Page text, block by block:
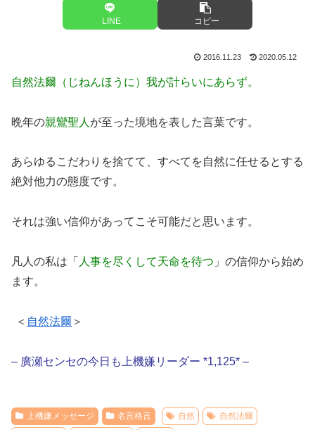
LINE コピー
2016.11.23 2020.05.12
自然法爾（じねんほうに）我が計らいにあらず。
晩年の親鸞聖人 が至った境地を表した言葉です。
あらゆるこだわりを捨てて、すべてを自然に任せるとする
絶対他力の態度です。
それは強い信仰があってこそ可能だと思います。
凡人の私は「 人事を尽くして天命を待つ 」の信仰から始め
ます。
＜ 自然法爾 ＞
– 廣瀬センセの今日も上機嫌リーダー *1,125* –
上機嫌メッセージ 名言格言 自然
自然法爾